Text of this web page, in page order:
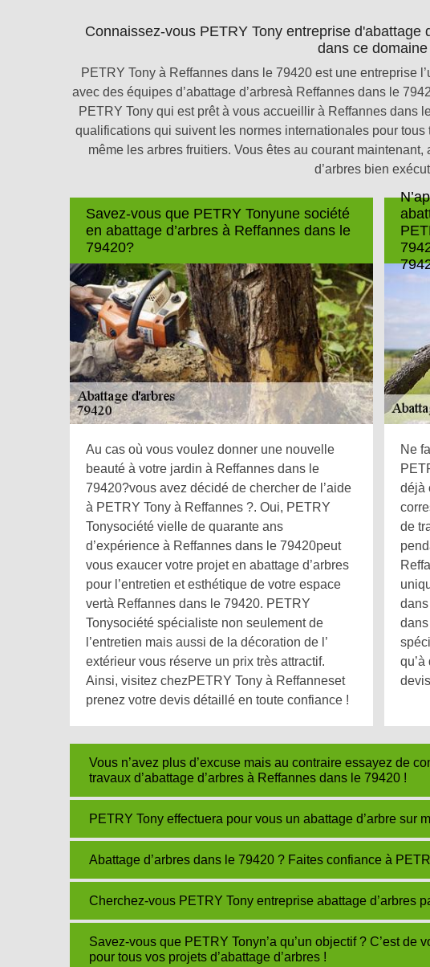
Connaissez-vous PETRY Tony entreprise d'abattage
dans ce
PETRY Tony à Reffannes dans le 79420 est une entreprise
avec des équipes d’abattage d’arbresà Reffannes dans le
PETRY Tony qui est prêt à vous accueillir à Reffannes dans
qualifications qui suivent les normes internationales pour tous
même les arbres fruitiers. Vous êtes au courant
d’arbres bien
Savez-vous que PETRY Tonyune société
en abattage d’arbres à Reffannes dans le
79420?
Au cas où vous voulez donner une nouvelle
beauté à votre jardin à Reffannes dans le
79420?vous avez décidé de chercher de l’aide
à PETRY Tony à Reffannes ?. Oui, PETRY
Tonysociété vielle de quarante ans
d’expérience à Reffannes dans le 79420peut
vous exaucer votre projet en abattage d’arbres
pour l’entretien et esthétique de votre espace
vertà Reffannes dans le 79420. PETRY
Tonysociété spécialiste non seulement de
l’entretien mais aussi de la décoration de l’
extérieur vous réserve un prix très attractif.
Ainsi, visitez chezPETRY Tony à Reffanneset
prenez votre devis détaillé en toute confiance !
Ne
déjà
de
Vous n’avez plus d’excuse mais au contraire essayez de
travaux d’abattage d’arbres à Reffannes dans le 79420 !
PETRY Tony effectuera pour vous un abattage d’arbre sur
Abattage d’arbres dans le 79420 ? Faites confiance à
Cherchez-vous PETRY Tony entreprise abattage d’arbres
Savez-vous que PETRY Tonyn’a qu’un objectif ? C’est de
pour tous vos projets d’abattage d’arbres !